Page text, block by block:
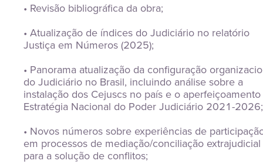
• Revisão bibliográfica da obra;
• Atualização de índices do Judiciário no relatório
Justiça em Números (2025);
• Panorama atualização da configuração
do Judiciário no Brasil, incluindo análise sobre a
instalação dos Cejuscs no país e o
Estratégia Nacional do Poder Judiciário 2021-2026;
• Novos números sobre experiências de
em processos de mediação/conciliação extrajudicial
para a solução de conflitos;